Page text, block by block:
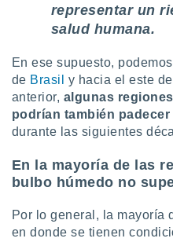
representar un
salud humana.
En ese supuesto,
de Brasil
y hacia el este
anterior, algunas
podrían también
durante las siguientes
En la mayoría de las
bulbo húmedo no
Por lo general, la mayoría
en donde se tienen